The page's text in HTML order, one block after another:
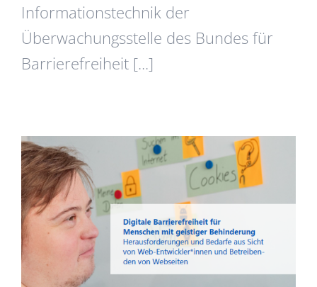
Informationstechnik der
Überwachungsstelle des Bundes für
Barrierefreiheit [...]